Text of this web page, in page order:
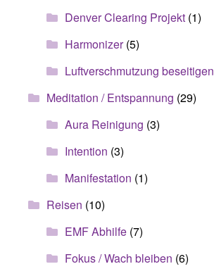
Denver Clearing Projekt(1)
Harmonizer(5)
Luftverschmutzung beseitigen
Meditation / Entspannung (29)
Aura Reinigung (3)
Intention (3)
Manifestation (1)
Reisen (10)
EMF Abhilfe(7)
Fokus / Wach bleiben (6)